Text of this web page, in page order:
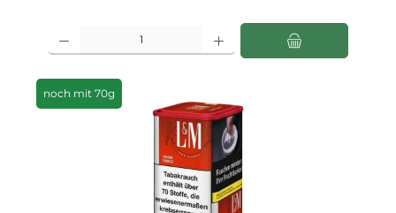
Produkt Anzahl: Gib den gewünschten Wert ein oder benutze die
noch mit 70g